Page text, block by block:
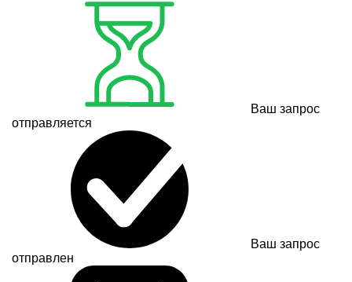
Ваш запрос
отправляется
Ваш запрос
отправлен